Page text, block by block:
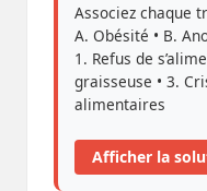
Associez chaque
A. Obésité • B.
1. Refus de
graisseuse • 3.
alimentaires
Afficher la